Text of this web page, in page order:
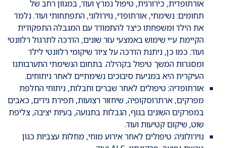
אורתופדית, כירורגית, טיפול נמרץ ועוד, במגוון רחב של
תחומים: נשימתי, אורתופדי, נוירולוגי, התפתחותי ועוד. נלמד
את הילד ומשפחתו כיצד להתמודד עם המגבלה התפקודית
הקיימת ע״י שימוש באמצעי עזר שונים, הדרכה לתרגול רלוונטי
ועוד. כמו כן, ניתנת הדרכה על ציוד שיקומי רלוונטי לילד
ומסגרות המשך טיפול בקהילה. בתחום הנשימתי התערבותנו
העיקרית היא במניעת סיבוכים נשימתיים לאחר ניתוחים.
אורתופדיה: טיפולים לאחר שברים וחבלות, ניתוחי החלפת
מפרקים, ארתרוסקופיה, שיחזור רצועות, תפירת גידים, כאבים
במפרקים השונים בגוף, הגבלות בתנועה, בעיות יציבה, צליפת
שוט, שיקום קטיעות ועוד.
נוירולוגיה: טיפולים לאחר אירוע מוחי, מחלות עצביות כגון